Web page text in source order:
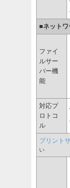
■ネットワ
ファイ
ルサー
バー機
能
対応プ
ロトコ
ル
プリント
い